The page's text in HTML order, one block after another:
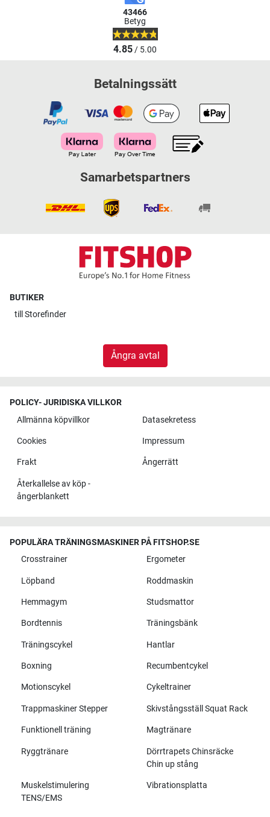
43466
Betyg
4.85/ 5.00
Betalningssätt
Samarbetspartners
BUTIKER
till Storefinder
Ångra avtal
POLICY- JURIDISKA VILLKOR
Allmänna köpvillkor
Datasekretess
Cookies Impressum
Frakt Ångerrätt
Återkallelse av köp -
ångerblankett
POPULÄRA TRÄNINGSMASKINER PÅ FITSHOP.SE
Crosstrainer
Ergometer
Löpband Roddmaskin
Hemmagym Studsmattor
Bordtennis Träningsbänk
Träningscykel Hantlar
Boxning Recumbentcykel
Motionscykel Cykeltrainer
Trappmaskiner Stepper Skivstångsställ Squat Rack
Funktionell träning Magtränare
Ryggtränare
Dörrtrapets Chinsräcke
Chin up stång
Muskelstimulering
TENS/EMS
Vibrationsplatta